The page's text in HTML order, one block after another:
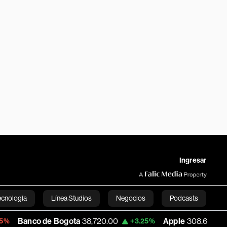
Ingresar
Línea Studios Negocios Podcasts
English
Bogota 38,720.00 +3.25% Apple 308.63 -7.53%